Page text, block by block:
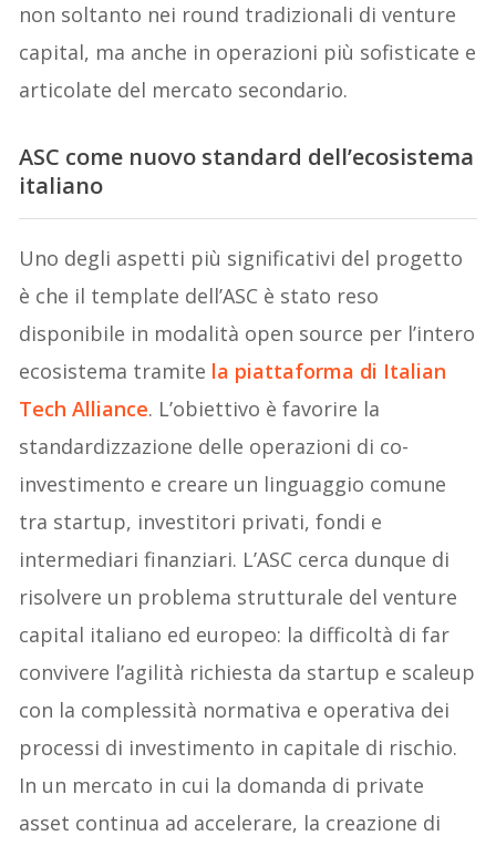
non soltanto nei round tradizionali di venture
capital, ma anche in operazioni più sofisticate e
articolate del mercato secondario.
ASC come nuovo standard dell’ecosistema
italiano
Uno degli aspetti più significativi del progetto
è che il template dell’ASC è stato reso
disponibile in modalità open source per l’intero
ecosistema tramite la piattaforma di Italian
Tech Alliance. L’obiettivo è favorire la
standardizzazione delle operazioni di co-
investimento e creare un linguaggio comune
tra startup, investitori privati, fondi e
intermediari finanziari. L’ASC cerca dunque di
risolvere un problema strutturale del venture
capital italiano ed europeo: la difficoltà di far
convivere l’agilità richiesta da startup e scaleup
con la complessità normativa e operativa dei
processi di investimento in capitale di rischio.
In un mercato in cui la domanda di private
asset continua ad accelerare, la creazione di